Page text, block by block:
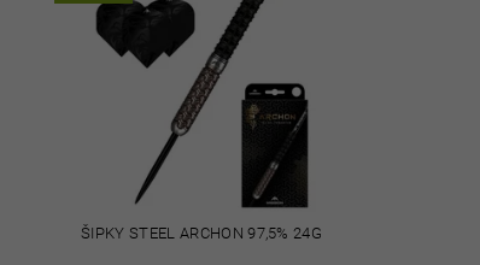
ŠIPKY STEEL ARCHON 97,5% 24G